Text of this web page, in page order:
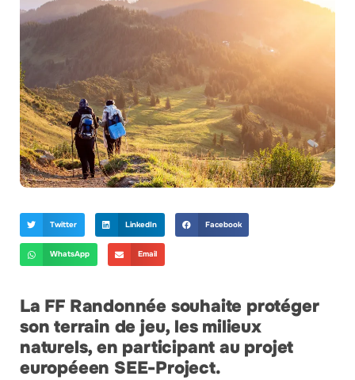
Twitter LinkedIn Facebook
WhatsApp Email
La FF Randonnée souhaite protéger
son terrain de jeu, les milieux
naturels, en participant au projet
européeen SEE-Project.